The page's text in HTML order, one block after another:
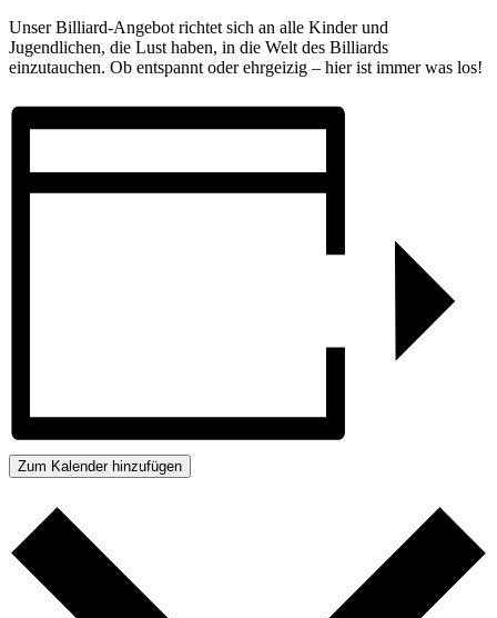
Unser Billiard-Angebot richtet sich an alle Kinder und
Jugendlichen, die Lust haben, in die Welt des Billiards
einzutauchen. Ob entspannt oder ehrgeizig – hier ist immer was los!
Zum Kalender hinzufügen